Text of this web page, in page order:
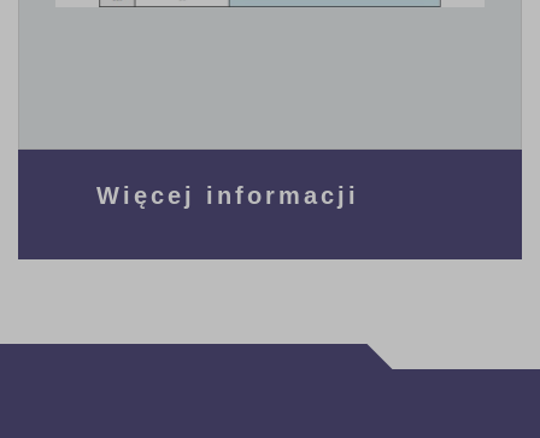
Więcej informacji